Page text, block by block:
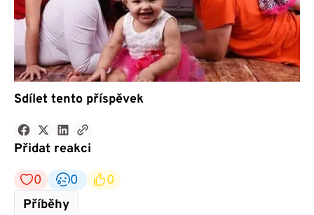
Sdílet tento příspěvek
Přidat reakci
0
0
0
Příběhy